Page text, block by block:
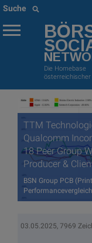
Suche
Die Homebase
österreichischer
TTM
Qualcomm
18 Peer Group
Producer &
BSN Group PCB
03.05.2025, 7969